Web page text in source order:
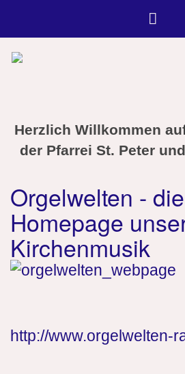
Herzlich Willkommen
der Pfarrei St. Peter
Orgelwelten - die
Homepage
Kirchenmusik
http://www.orgelwelten-